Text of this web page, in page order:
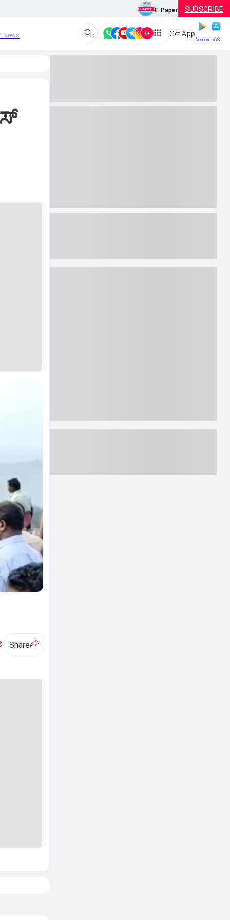
E-Paper SUBSCRIBE
News Get App
Android iOS
Share